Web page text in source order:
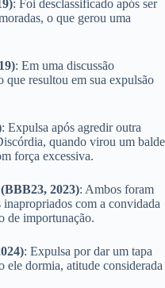
: Foi desclassificado após ser
o que gerou uma
: Em uma discussão
que resultou em sua expulsão
: Expulsa após agredir outra
quando virou um balde
força excessiva.
2023): Ambos foram
com a convidada
de importunação.
: Expulsa por dar um tapa
dormia, atitude considerada